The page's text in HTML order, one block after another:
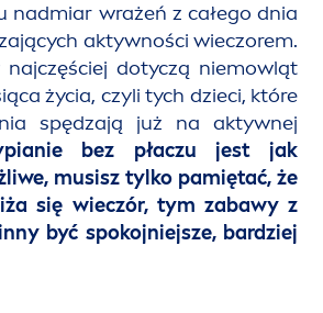
nadmiar wrażeń z całego dnia
aktywności wieczorem.
najczęściej dotyczą niemowląt
życia, czyli tych dzieci, które
spędzają już na aktywnej
bez płaczu jest jak
musisz tylko pamiętać, że
się wieczór, tym zabawy z
być spokojniejsze, bardziej